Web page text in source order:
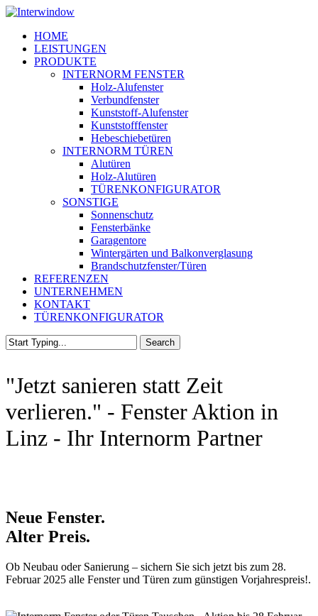
Skip
main
content
Menu
HOME
LEISTUNGEN
PRODUKTE
INTERNORM FENSTER
Holz-Alufenster
Verbundfenster
Kunststoff-Alufenster
Kunststofffenster
Hebeschiebetüren
INTERNORM TÜREN
Alutüren
Holz-Alutüren
TÜRENKONFIGURATOR
SONSTIGE
Sonnenschutz
Fensterbänke
Garagentore
Wintergärten und Balkonverglasung
Brandschutzfenster/Türen
REFERENZEN
UNTERNEHMEN
KONTAKT
TÜRENKONFIGURATOR
Search
"Jetzt sanieren statt Zeit
verlieren." - Fenster Aktion in
Linz - Ihr Internorm Partner
Neue Fenster.
Alter Preis.
Ob Neubau oder Sanierung – sichern Sie sich jetzt bis zum 28.
Februar 2025 alle Fenster und Türen zum günstigen Vorjahrespreis!.